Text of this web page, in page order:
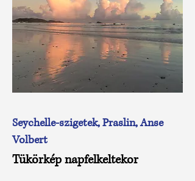
Seychelle-szigetek, Praslin, Anse
Volbert
Tükörkép napfelkeltekor